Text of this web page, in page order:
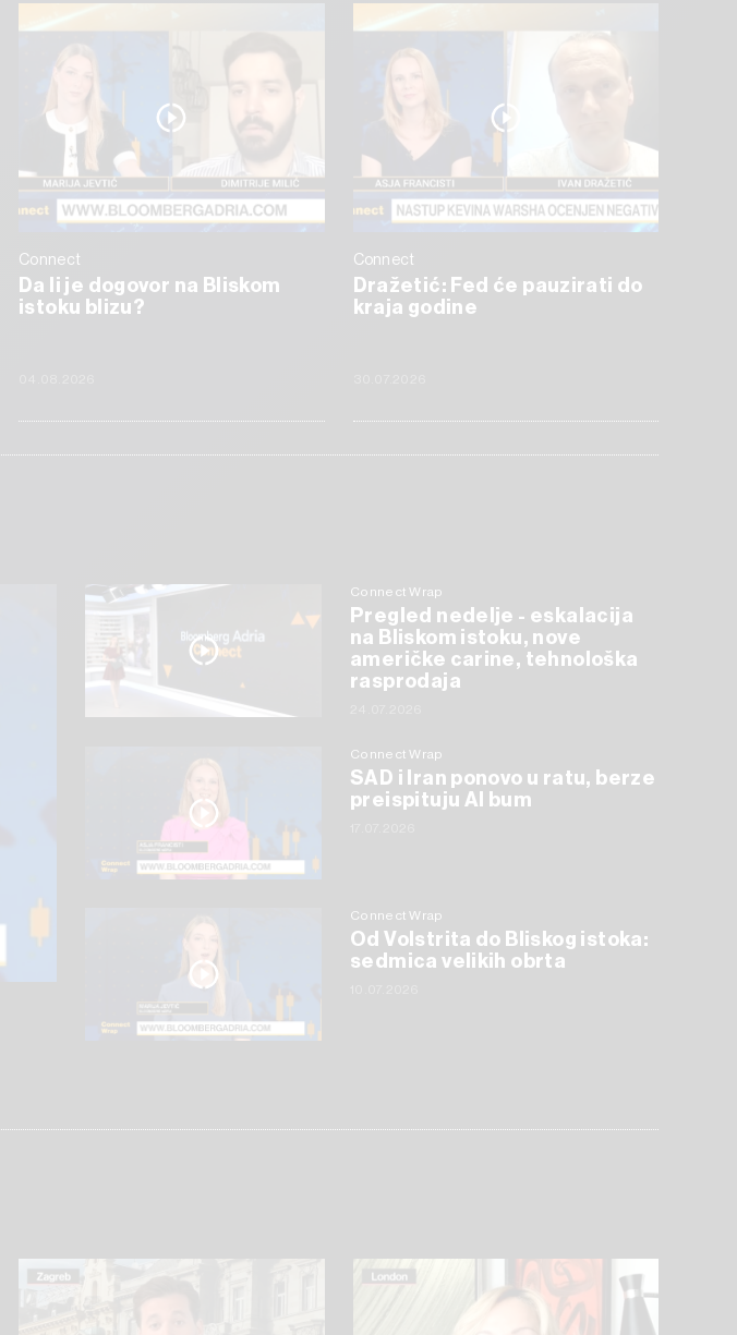
Connect
Da li je dogovor na Bliskom
istoku blizu?
Connect
Dražetić: Fed će pauzirati do
kraja godine
Connect Wrap
Pregled nedelje - eskalacija
na Bliskom istoku, nove
američke carine, tehnološka
rasprodaja
Connect Wrap
SAD i Iran ponovo u ratu, berze
preispituju AI bum
Connect Wrap
Od Volstrita do Bliskog istoka:
sedmica velikih obrta